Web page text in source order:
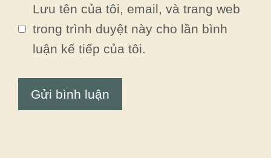
Lưu tên của tôi, email, và trang web
trong trình duyệt này cho lần bình
luận kế tiếp của tôi.